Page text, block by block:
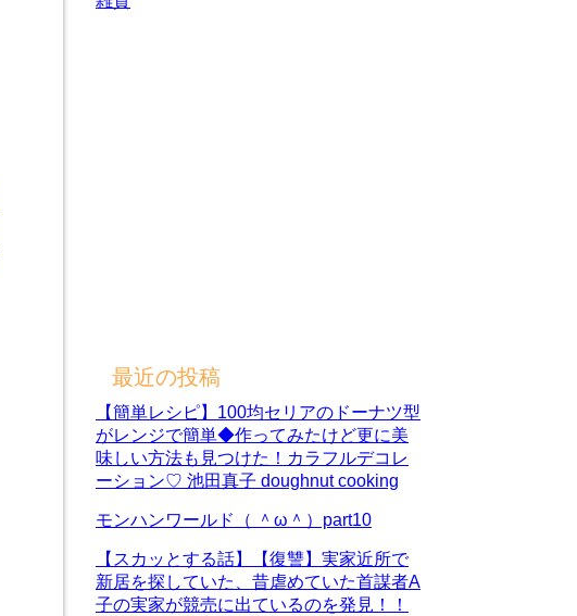
最近の投稿
【簡単レシピ】100均セリアのドーナツ型
がレンジで簡単◆作ってみたけど更に美
味しい方法も見つけた！カラフルデコレ
ーション♡ 池田真子 doughnut cooking
モンハンワールド（ ＾ω＾）part10
【スカッとする話】【復讐】実家近所で
新居を探していた、昔虐めていた首謀者A
子の実家が競売に出ているのを発見！！